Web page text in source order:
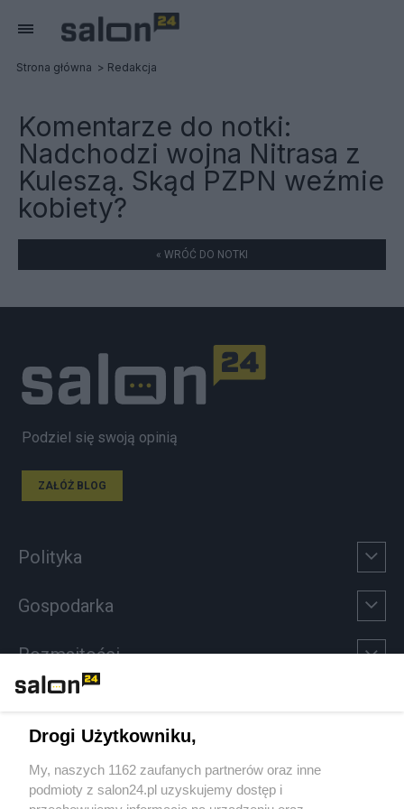
Strona główna Redakcja
Komentarze do notki:
Nadchodzi wojna Nitrasa z
Kuleszą. Skąd PZPN weźmie
kobiety?
« WRÓĆ DO NOTKI
Podziel się swoją opinią
ZAŁÓŻ BLOG
Polityka
Gospodarka
Rozmaitości
Sport
Społeczeństwo
Drogi Użytkowniku,
My, naszych 1162 zaufanych partnerów oraz inne
podmioty z salon24.pl uzyskujemy dostęp i